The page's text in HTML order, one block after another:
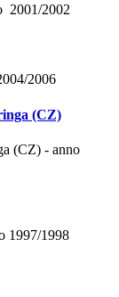
2001/2002
2006
(CZ)
(CZ) - anno
1997/1998